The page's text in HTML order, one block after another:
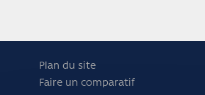
Plan du site
Faire un comparatif